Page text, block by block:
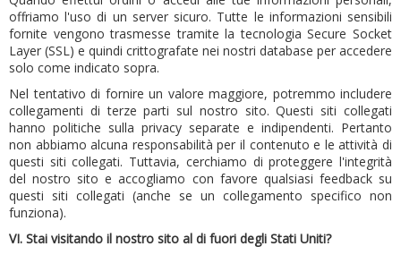
offriamo l'uso di un server sicuro. Tutte le informazioni sensibili
fornite vengono trasmesse tramite la tecnologia Secure Socket
Layer (SSL) e quindi crittografate nei nostri database per accedere
solo come indicato sopra.
Nel tentativo di fornire un valore maggiore, potremmo includere
collegamenti di terze parti sul nostro sito. Questi siti collegati
hanno politiche sulla privacy separate e indipendenti. Pertanto
non abbiamo alcuna responsabilità per il contenuto e le attività di
questi siti collegati. Tuttavia, cerchiamo di proteggere l'integrità
del nostro sito e accogliamo con favore qualsiasi feedback su
questi siti collegati (anche se un collegamento specifico non
funziona).
VI. Stai visitando il nostro sito al di fuori degli Stati Uniti?